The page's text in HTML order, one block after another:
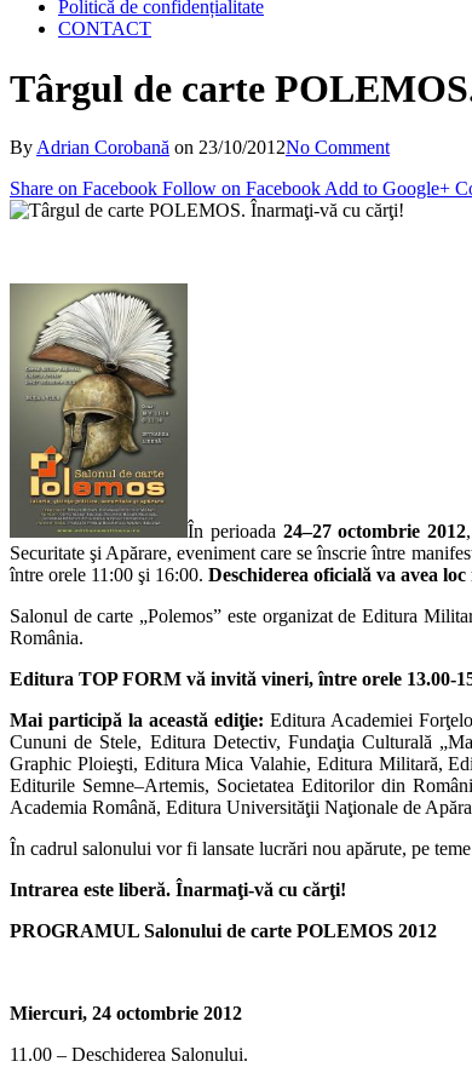
Politică de confidențialitate
CONTACT
Târgul de carte
By Adrian Corobană on 23/10/2012No Comment
Share on Facebook Follow on Facebook Add to Google+
În perioada 24–27 octombrie 2012
Securitate şi Apărare, eveniment care se înscrie între
între orele 11:00 şi 16:00. Deschiderea oficială va avea
Salonul de carte „Polemos” este organizat de Editura
România.
Editura TOP FORM vă invită vineri, între orele 13.00-
Mai participă la această ediţie: Editura Academiei
Cununi de Stele, Editura Detectiv, Fundaţia Culturală
Graphic Ploieşti, Editura Mica Valahie, Editura Militară,
Editurile Semne–Artemis, Societatea Editorilor din
Academia Română, Editura Universităţii Naţionale de
În cadrul salonului vor fi lansate lucrări nou apărute, pe
Intrarea este liberă. Înarmaţi-vă cu cărţi!
PROGRAMUL Salonului de carte POLEMOS 2012
Miercuri, 24 octombrie 2012
11.00 – Deschiderea Salonului.